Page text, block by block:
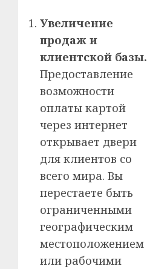
Увеличение
продаж и
клиентской базы.
Предоставление
возможности
оплаты картой
через интернет
открывает двери
для клиентов со
всего мира. Вы
перестаете быть
ограниченными
географическим
местоположением
или рабочими